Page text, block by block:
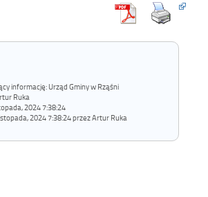
informację: Urząd Gminy w Rząśni
Ruka
2024 7:38:24
2024 7:38:24 przez Artur Ruka